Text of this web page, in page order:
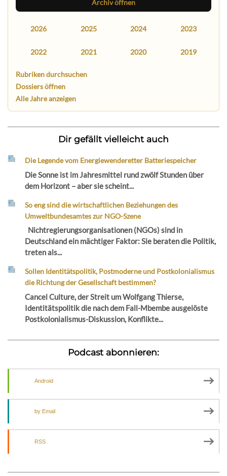
Archiv öffnen
2026 2025 2024 2023
2022 2021 2020 2019
Rubriken durchsuchen
Dossiers öffnen
Alle Jahre anzeigen
Dir gefällt vielleicht auch
Die Legende vom Energiewenderetter Batteriespeicher
Die Sonne ist im Jahresmittel rund zwölf Stunden über
dem Horizont – aber sie scheint...
So eng sind die wirtschaftlichen Beziehungen des
Umweltbundesamtes zur NGO-Szene
Nichtregierungsorganisationen (NGOs) sind in
Deutschland ein mächtiger Faktor: Sie beraten die Politik,
treten als...
Sollen Identitätspolitik, Postmoderne und Postkolonialismus
die Richtung der Gesellschaft bestimmen?
Cancel Culture, der Streit um Wolfgang Thierse,
Identitätspolitik die nach dem Fall-Mbembe ausgelöste
Postkolonialismus-Diskussion, Konflikte...
Podcast abonnieren:
Android
by Email
RSS